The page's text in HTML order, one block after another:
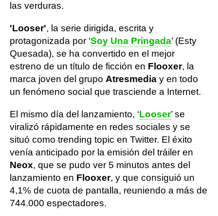
las verduras.
'Looser', la serie dirigida, escrita y
protagonizada por ‘Soy Una Pringada’ (Esty
Quesada), se ha convertido en el mejor
estreno de un título de ficción en Flooxer, la
marca joven del grupo Atresmedia y en todo
un fenómeno social que trasciende a Internet.
El mismo día del lanzamiento, ‘Looser’ se
viralizó rápidamente en redes sociales y se
situó como trending topic en Twitter. El éxito
venía anticipado por la emisión del tráiler en
Neox, que se pudo ver 5 minutos antes del
lanzamiento en Flooxer, y que consiguió un
4,1% de cuota de pantalla, reuniendo a más de
744.000 espectadores.